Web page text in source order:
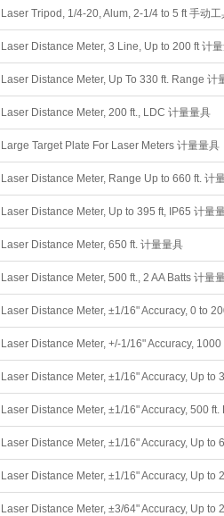
Laser Tripod, 1/4-20, Alum, 2-1/4 to 5 ft 手动
Laser Distance Meter, 3 Line, Up to 200 ft 计
Laser Distance Meter, Up To 330 ft. Range 计
Laser Distance Meter, 200 ft., LDC 计量量具
Large Target Plate For Laser Meters 计量量具
Laser Distance Meter, Range Up to 660 ft. 计
Laser Distance Meter, Up to 395 ft, IP65 计量
Laser Distance Meter, 650 ft. 计量量具
Laser Distance Meter, 500 ft., 2 AA Batts 计量
Laser Distance Meter, ±1/16" Accuracy, 500